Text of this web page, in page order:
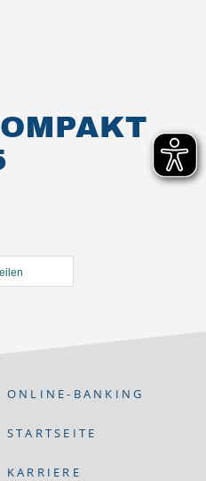
ONLINE-BANKING
STARTSEITE
KARRIERE